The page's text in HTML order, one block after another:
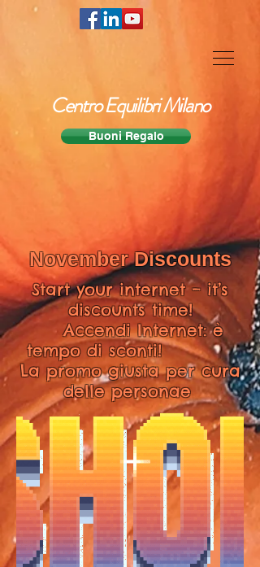
Centro Equilibri Milano
Buoni Regalo
November Discounts
Start your internet – it’s
discounts time!
Accendi Internet: è
tempo di sconti!
La promo giusta per cura
delle personae